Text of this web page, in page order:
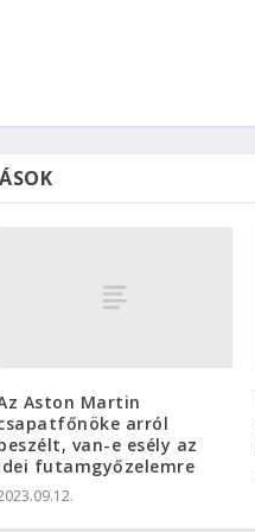
Aston Martin
arról
van-e esély az
futamgyőzelemre